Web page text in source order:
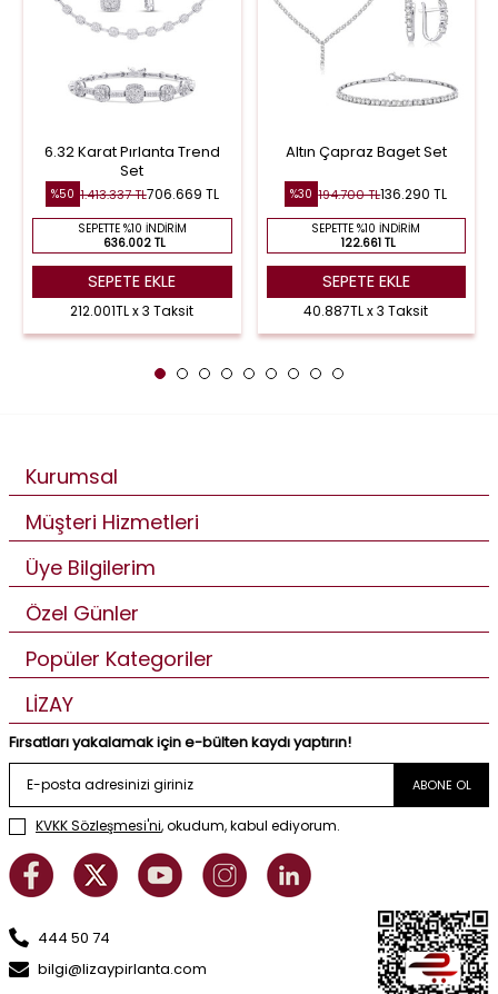
6.32 Karat Pırlanta Trend
Set
%50 1.413.337 TL706.669 TL
SEPETTE %10 İNDIRIM
636.002 TL
SEPETE EKLE
212.001TL x 3 Taksit
Altın Çapraz Baget Set
%30 194.700 TL136.290 TL
SEPETTE %10 İNDIRIM
122.661 TL
SEPETE EKLE
40.887TL x 3 Taksit
Kurumsal
Müşteri Hizmetleri
Üye Bilgilerim
Özel Günler
Popüler Kategoriler
LİZAY
Fırsatları yakalamak için e-bülten kaydı yaptırın!
ABONE OL
KVKK Sözleşmesi'ni, okudum, kabul ediyorum.
444 50 74
bilgi@lizaypirlanta.com